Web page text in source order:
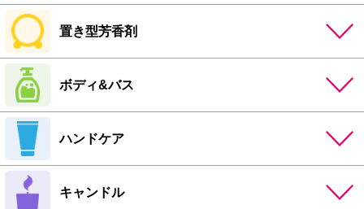
置き型芳香剤
ボディ&バス
ハンドケア
キャンドル